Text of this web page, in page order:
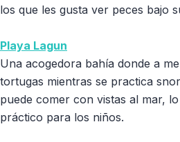
los que les gusta ver peces bajo
Playa Lagun
Una acogedora bahía donde a
tortugas mientras se practica
puede comer con vistas al mar,
práctico para los niños.